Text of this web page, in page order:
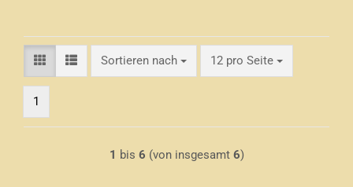
Sortieren nach
Sortieren nach 12 pro Seite
pro Seite
1
1 bis 6 (von insgesamt 6)